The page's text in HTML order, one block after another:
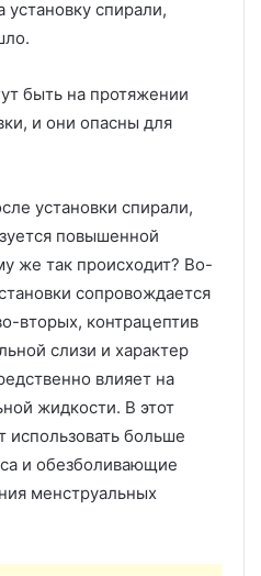
установку спирали,
быть на протяжении
и они опасны для
установки спирали,
повышенной
же так происходит? Во-
сопровождается
вторых, контрацептив
слизи и характер
влияет на
жидкости. В этот
больше
и обезболивающие
менструальных